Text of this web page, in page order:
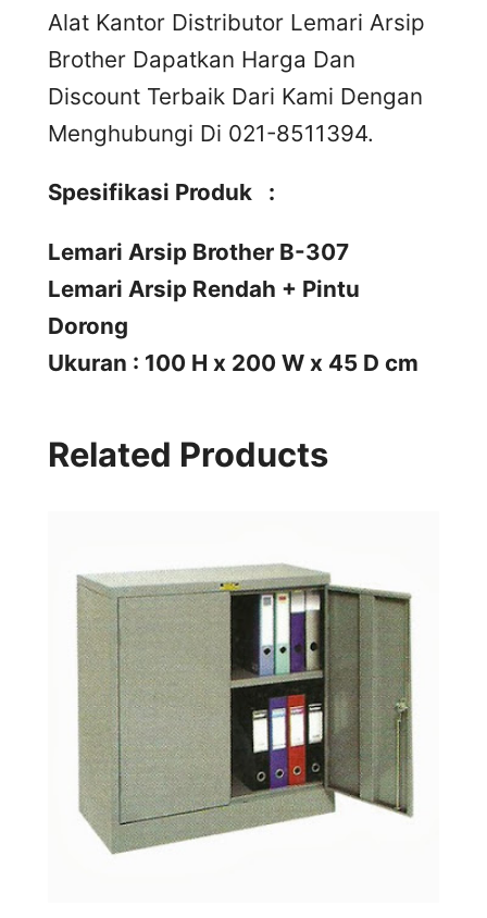
Alat Kantor Distributor Lemari Arsip
Brother Dapatkan Harga Dan
Discount Terbaik Dari Kami Dengan
Menghubungi Di 021-8511394.
Spesifikasi Produk :
Lemari Arsip Brother B-307
Lemari Arsip Rendah + Pintu
Dorong
Ukuran : 100 H x 200 W x 45 D cm
Related Products